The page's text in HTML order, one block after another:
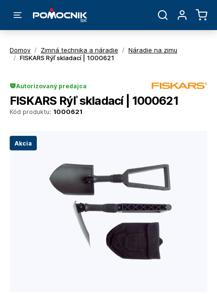
Domov / Zimná technika a náradie / Náradie na zimu
/ FISKARS Rýľ skladací | 1000621
Akcia
Kód produktu: 1000621
Autorizovaný predajca
FISKARS Rýľ skladací | 1000621